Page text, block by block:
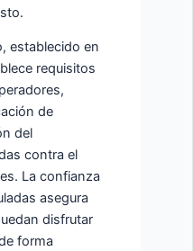
establecido en
requisitos
de
del
contra el
La confianza
asegura
disfrutar
forma